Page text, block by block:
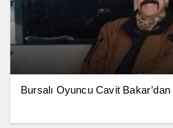
Bursalı Oyuncu Cavit